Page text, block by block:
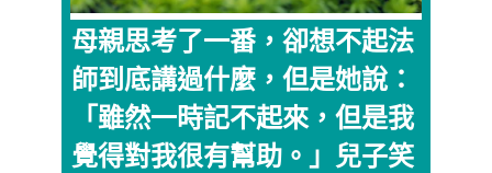
母親思考了一番，卻想不起法
師到底講過什麼，但是她說：
「雖然一時記不起來，但是我
覺得對我很有幫助。」兒子笑